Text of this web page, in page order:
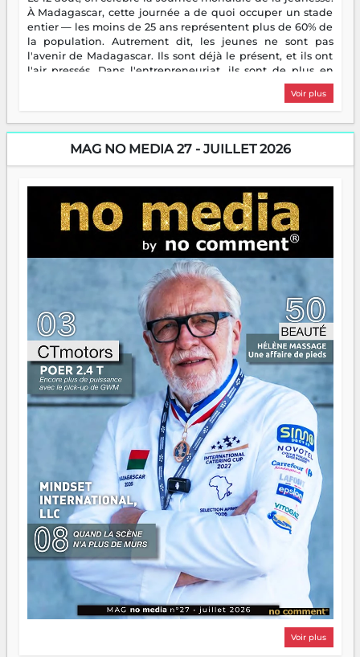
À Madagascar, cette journée a de quoi occuper un stade
entier — les moins de 25 ans représentent plus de 60% de
la population. Autrement dit, les jeunes ne sont pas
l'avenir de Madagascar. Ils sont déjà le présent, et ils ont
l'air pressés. Dans l'entrepreneuriat, ils sont de plus en
plus nombreux à se lancer, à créer, à risquer — souvent
sans filet, souvent sans aide, mais toujours avec cette
encore meilleures. Aina Rasamoelina vient de décrocher le
Prix RFI Instrumental Afrique. Miangaly Elia rafle le Prix
jeunes qui tiennent la torche. Alors oui, on pourrait
s'arrêter là, applaudir et rentrer chez soi satisfait. Mais ce
serait passer à côté d'une chose essentielle. La fougue, ça
brûle fort — et parfois, ça brûle vite. Une flamme sans
direction peut éclairer autant qu'elle peut consumer. C'est
là que les aînés entrent en scène — pas pour reprendre le
gouvernail, mais pour montrer où sont les récifs. Les jeunes
ont la force, les vieux ont l'expérience, comme on dit. Ce
n'est pas un combat de générations — c'est une question
d'équipage. Partagez vos réussites, mais aussi vos échecs.
Surtout vos échecs, d'ailleurs — ils enseignent mieux que
n'importe quel manuel. À Madagascar, la barque avance.
Il faut juste s'assurer que tout le monde rame dans le
même sens.
Voir plus
MAG NO MEDIA 27 - JUILLET 2026
Voir plus